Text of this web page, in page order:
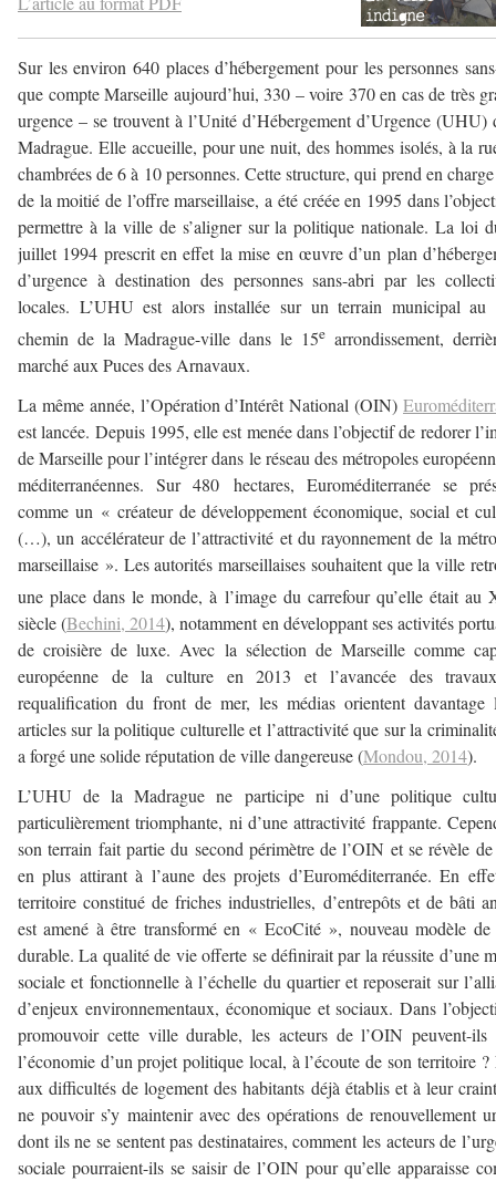
Sur les environ 640 places d’hébergement pour les personnes
que compte Marseille aujourd’hui, 330 – voire 370 en cas de très
urgence – se trouvent à l’Unité d’Hébergement d’Urgence (UHU)
Madrague. Elle accueille, pour une nuit, des hommes isolés, à la
chambrées de 6 à 10 personnes. Cette structure, qui prend en
de la moitié de l’offre marseillaise, a été créée en 1995 dans
permettre à la ville de s’aligner sur la politique nationale. La loi
juillet 1994 prescrit en effet la mise en œuvre d’un plan
d’urgence à destination des personnes sans-abri par les
locales. L’UHU est alors installée sur un terrain municipal au
chemin de la Madrague-ville dans le 15e arrondissement,
marché aux Puces des Arnavaux.
La même année, l’Opération d’Intérêt National (OIN)
est lancée. Depuis 1995, elle est menée dans l’objectif de redorer
de Marseille pour l’intégrer dans le réseau des métropoles
méditerranéennes. Sur 480 hectares, Euroméditerranée se
comme un « créateur de développement économique, social et
(…), un accélérateur de l’attractivité et du rayonnement de la
marseillaise ». Les autorités marseillaises souhaitent que la ville
une place dans le monde, à l’image du carrefour qu’elle était au
siècle (Bechini, 2014), notamment en développant ses activités
de croisière de luxe. Avec la sélection de Marseille comme
européenne de la culture en 2013 et l’avancée des
requalification du front de mer, les médias orientent davantage
articles sur la politique culturelle et l’attractivité que sur la
a forgé une solide réputation de ville dangereuse (Mondou, 2014).
L’UHU de la Madrague ne participe ni d’une politique
particulièrement triomphante, ni d’une attractivité frappante.
son terrain fait partie du second périmètre de l’OIN et se révèle
en plus attirant à l’aune des projets d’Euroméditerranée. En
territoire constitué de friches industrielles, d’entrepôts et de bâti
est amené à être transformé en « EcoCité », nouveau modèle
durable. La qualité de vie offerte se définirait par la réussite d’une
sociale et fonctionnelle à l’échelle du quartier et reposerait sur
d’enjeux environnementaux, économique et sociaux. Dans
promouvoir cette ville durable, les acteurs de l’OIN peuvent-ils
l’économie d’un projet politique local, à l’écoute de son territoire ?
aux difficultés de logement des habitants déjà établis et à leur
ne pouvoir s’y maintenir avec des opérations de renouvellement
dont ils ne se sentent pas destinataires, comment les acteurs de
sociale pourraient-ils se saisir de l’OIN pour qu’elle apparaisse